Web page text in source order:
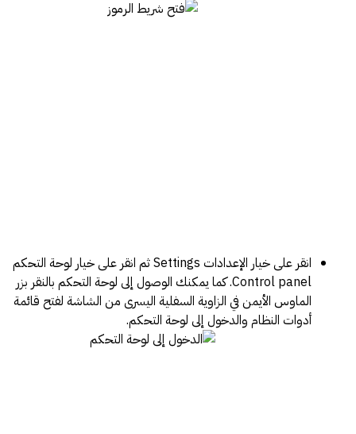
انقر على خيار الإعدادات Settings ثم انقر على خيار لوحة التحكم
Control panel. كما يمكنك الوصول إلى لوحة التحكم بالنقر بزر
الماوس الأيمن في الزاوية السفلية اليسرى من الشاشة لفتح قائمة
أدوات النظام والدخول إلى لوحة التحكم.